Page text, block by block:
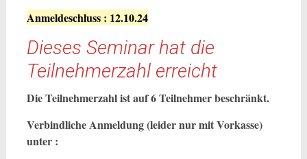
Anmeldeschluss : 12.10.24
Dieses Seminar hat die
Teilnehmerzahl erreicht
Die Teilnehmerzahl ist auf 6 Teilnehmer beschränkt.
Verbindliche Anmeldung (leider nur mit Vorkasse)
unter :